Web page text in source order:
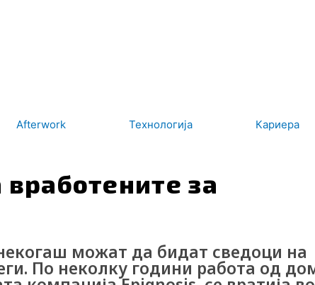
Afterwork Технологија Кариера
за
можат да бидат сведоци на
По неколку години работа од